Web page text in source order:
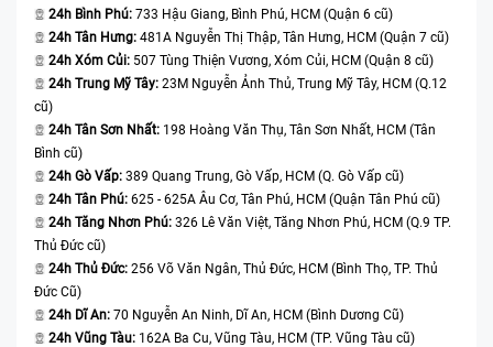
24h Bình Phú: 733 Hậu Giang, Bình Phú, HCM (Quận 6 cũ)
24h Tân Hưng: 481A Nguyễn Thị Thập, Tân Hưng, HCM (Quận 7 cũ)
24h Xóm Củi: 507 Tùng Thiện Vương, Xóm Củi, HCM (Quận 8 cũ)
24h Trung Mỹ Tây: 23M Nguyễn Ảnh Thủ, Trung Mỹ Tây, HCM (Q.12
cũ)
24h Tân Sơn Nhất: 198 Hoàng Văn Thụ, Tân Sơn Nhất, HCM (Tân
Bình cũ)
24h Gò Vấp: 389 Quang Trung, Gò Vấp, HCM (Q. Gò Vấp cũ)
24h Tân Phú: 625 - 625A Âu Cơ, Tân Phú, HCM (Quận Tân Phú cũ)
24h Tăng Nhơn Phú: 326 Lê Văn Việt, Tăng Nhơn Phú, HCM (Q.9 TP.
Thủ Đức cũ)
24h Thủ Đức: 256 Võ Văn Ngân, Thủ Đức, HCM (Bình Thọ, TP. Thủ
Đức Cũ)
24h Dĩ An: 70 Nguyễn An Ninh, Dĩ An, HCM (Bình Dương Cũ)
24h Vũng Tàu: 162A Ba Cu, Vũng Tàu, HCM (TP. Vũng Tàu cũ)